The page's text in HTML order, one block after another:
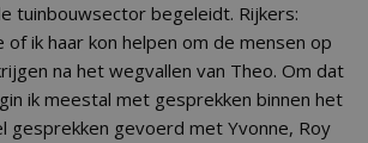
tuinbouwsector begeleidt. Rijkers:
of ik haar kon helpen om de mensen op
na het wegvallen van Theo. Om dat
ik meestal met gesprekken binnen het
gesprekken gevoerd met Yvonne, Roy